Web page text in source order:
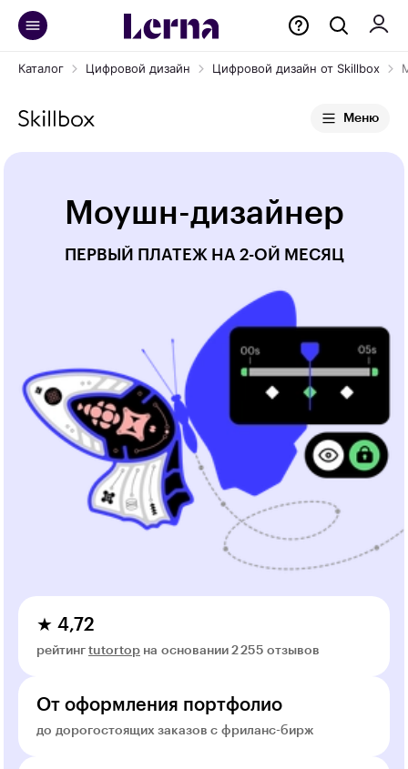
Каталог Цифровой дизайн Цифровой дизайн от Skillbox
Меню
Моушн-дизайнер
ПЕРВЫЙ ПЛАТЕЖ НА 2-ОЙ МЕСЯЦ
★ 4,72
рейтинг tutortop на основании 2 255 отзывов
От оформления портфолио
до дорогостоящих заказов с фриланс-бирж